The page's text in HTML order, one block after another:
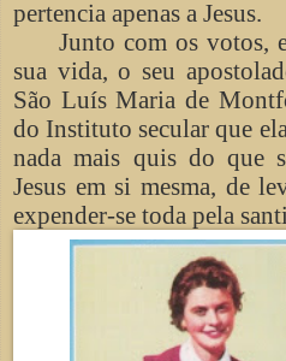
pertencia apenas a Jesus.
Junto com os votos,
sua vida, o seu
São Luís Maria de
do Instituto secular que
nada mais quis do que
Jesus em si mesma, de
expender-se toda pela